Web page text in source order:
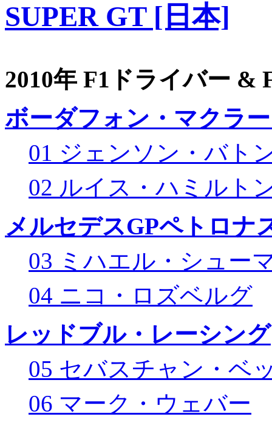
SUPER GT [日本]
2010年 F1ドライバー &
ボーダフォン・マクラ
01 ジェンソン・バト
02 ルイス・ハミルト
メルセデスGPペトロナ
03 ミハエル・シュー
04 ニコ・ロズベルグ
レッドブル・レーシング
05 セバスチャン・ベ
06 マーク・ウェバー